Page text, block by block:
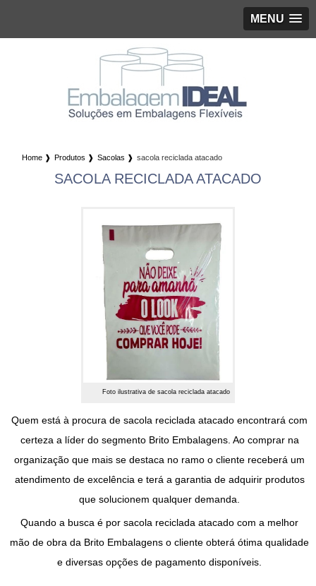
MENU
Home ❱ Produtos ❱ Sacolas ❱ sacola reciclada atacado
SACOLA RECICLADA ATACADO
Foto ilustrativa de sacola reciclada atacado
Quem está à procura de sacola reciclada atacado encontrará com
certeza a líder do segmento Brito Embalagens. Ao comprar na
organização que mais se destaca no ramo o cliente receberá um
atendimento de excelência e terá a garantia de adquirir produtos
que solucionem qualquer demanda.
Quando a busca é por sacola reciclada atacado com a melhor
mão de obra da Brito Embalagens o cliente obterá ótima qualidade
e diversas opções de pagamento disponíveis.